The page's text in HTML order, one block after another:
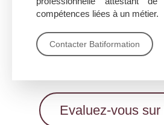
compétences liées à un métier.
Contacter Batiformation
Evaluez-vous